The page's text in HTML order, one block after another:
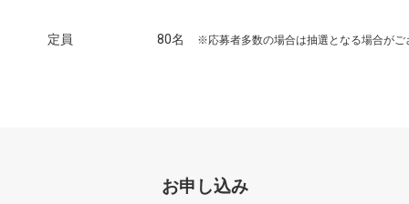
定員 80名 ※応募者多数の場合は抽選となる場合がご
お申し込み